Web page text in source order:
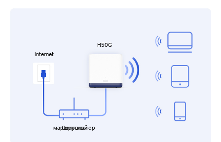
Internet
H50G
Основной маршрутизатор